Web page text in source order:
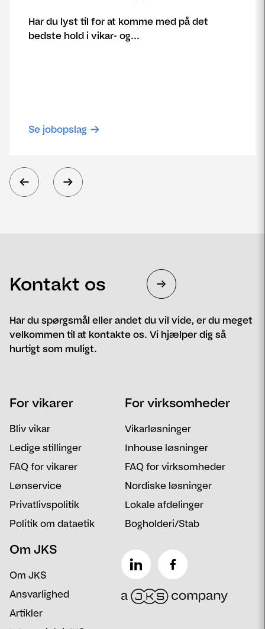
Har du lyst til for at komme med på det
bedste hold i vikar- og...
Se jobopslag
Kontakt os
Har du spørgsmål eller andet du vil vide, er du meget
velkommen til at kontakte os. Vi hjælper dig så
hurtigt som muligt.
Email Postnummer
For vikarer
Bliv vikar
Ledige stillinger
FAQ for vikarer
Lønservice
Privatlivspolitik
Politik om dataetik
For virksomheder
Vikarløsninger
Inhouse løsninger
FAQ for virksomheder
Nordiske løsninger
Lokale afdelinger
Bogholderi/Stab
Om JKS
Om JKS
Ansvarlighed
Artikler